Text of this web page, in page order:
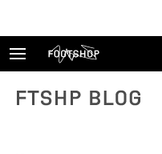
FTSHP blog